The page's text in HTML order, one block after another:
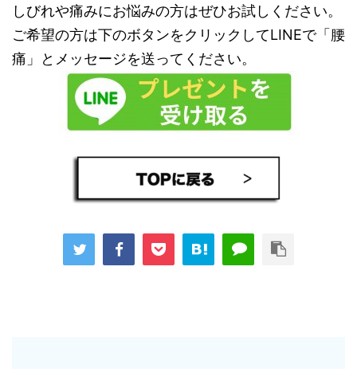
しびれや痛みにお悩みの方はぜひお試しください。
ご希望の方は下のボタンをクリックしてLINEで「腰
痛」とメッセージを送ってください。